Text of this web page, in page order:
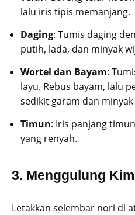
lalu iris tipis memanjang.
Daging: Tumis daging
putih, lada, dan minyak
Wortel dan Bayam:
layu. Rebus bayam, lalu
sedikit garam dan minyak
Timun: Iris panjang
yang renyah.
3. Menggulung
Letakkan selembar nori di